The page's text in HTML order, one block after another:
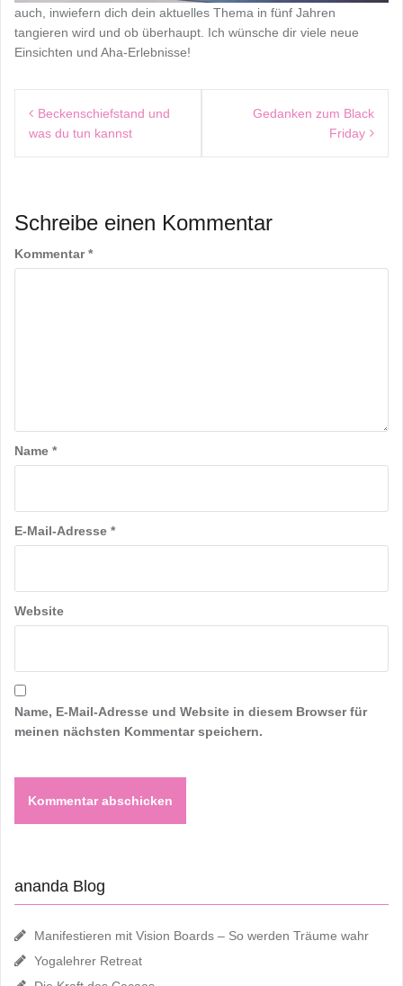
auch, inwiefern dich dein aktuelles Thema in fünf Jahren
tangieren wird und ob überhaupt. Ich wünsche dir viele neue
Einsichten und Aha-Erlebnisse!
Beitragsnavigation
Beckenschiefstand und
was du tun kannst
Gedanken zum Black
Friday
Schreibe einen Kommentar
Kommentar*
Name *
E-Mail-Adresse *
Website
Name, E-Mail-Adresse und Website in diesem Browser für
meinen nächsten Kommentar speichern.
ananda Blog
Manifestieren mit Vision Boards – So werden Träume wahr
Yogalehrer Retreat